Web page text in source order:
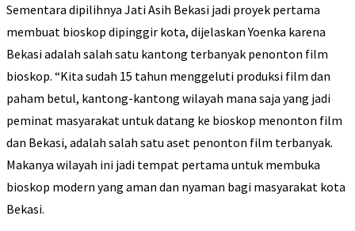
Sementara dipilihnya Jati Asih Bekasi jadi proyek pertama
membuat bioskop dipinggir kota, dijelaskan Yoenka karena
Bekasi adalah salah satu kantong terbanyak penonton film
bioskop. “Kita sudah 15 tahun menggeluti produksi film dan
paham betul, kantong-kantong wilayah mana saja yang jadi
peminat masyarakat untuk datang ke bioskop menonton film
dan Bekasi, adalah salah satu aset penonton film terbanyak.
Makanya wilayah ini jadi tempat pertama untuk membuka
bioskop modern yang aman dan nyaman bagi masyarakat kota
Bekasi.